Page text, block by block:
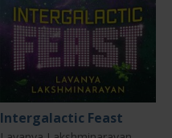
Intergalactic Feast